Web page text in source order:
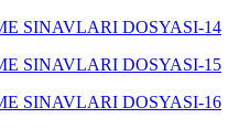
SINAVLARI DOSYASI-14
SINAVLARI DOSYASI-15
SINAVLARI DOSYASI-16